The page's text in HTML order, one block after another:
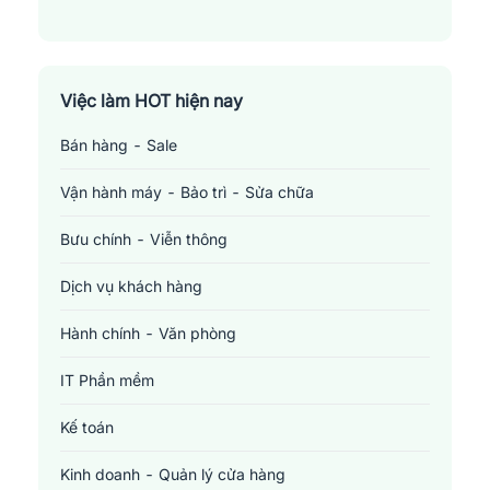
Huyện Triệu Sơn
Huyện Vĩnh Lộc
Huyện Yên Định
Thành Phố Thanh Hoá
Thị Xã Bỉm Sơn
Thị Xã Sầm Sơn
Việc làm HOT hiện nay
Bán hàng - Sale
Vận hành máy - Bảo trì - Sửa chữa
Bưu chính - Viễn thông
Dịch vụ khách hàng
Hành chính - Văn phòng
IT Phần mềm
Kế toán
Kinh doanh - Quản lý cửa hàng